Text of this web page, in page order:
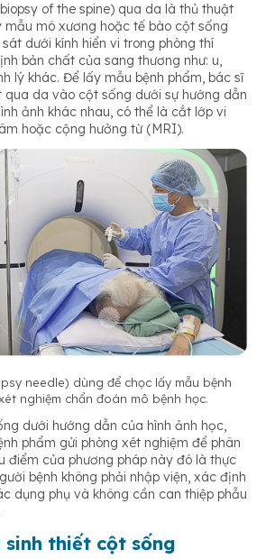
of the spine) qua da là thủ thuật
mô xương hoặc tế bào cột sống
dưới kính hiển vi trong phòng thí
bản chất của sang thương như: u,
lý khác. Để lấy mẫu bệnh phẩm, bác sĩ
qua da vào cột sống dưới sự hướng dẫn
ảnh khác nhau, có thể là cắt lớp vi
hoặc cộng hưởng từ (MRI).
needle) dùng để chọc lấy mẫu bệnh
nghiệm chẩn đoán mô bệnh học.
dưới hướng dẫn của hình ảnh học,
phẩm gửi phòng xét nghiệm để phân
điểm của phương pháp này đó là thực
bệnh không phải nhập viện, xác định
dụng phụ và không cần can thiệp phẫu
sinh thiết cột sống